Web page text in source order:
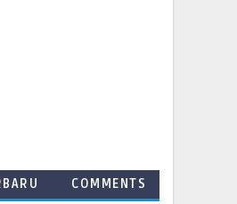
COMMENTS